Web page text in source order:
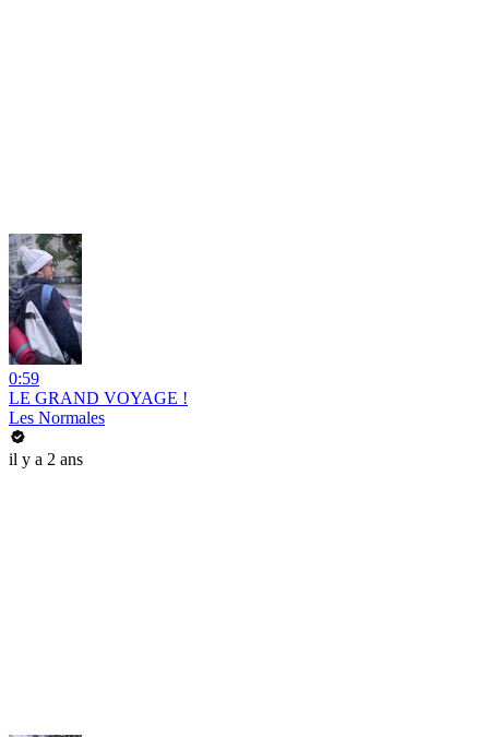
0:59
LE GRAND VOYAGE !
Les Normales
il y a 2 ans